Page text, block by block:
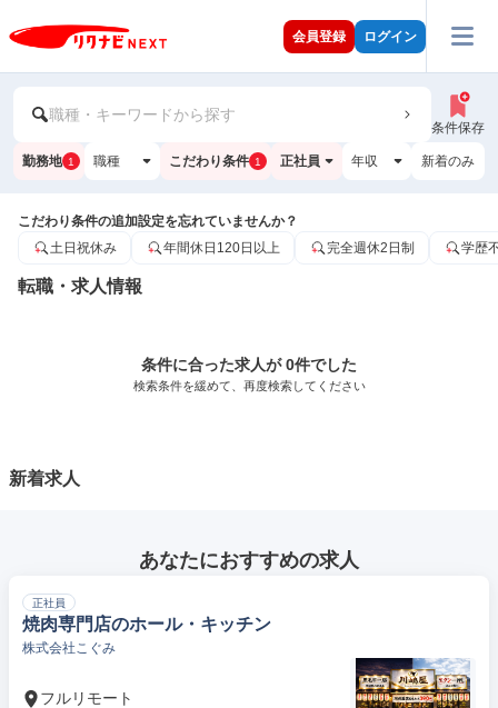
会員登録 ログイン
職種・キーワードから探す
条件保存
勤務地 1 職種 こだわり条件 1 正社員 年収 新着のみ
こだわり条件の追加設定を忘れていませんか？
土日祝休み
年間休日120日以上 完全週休2日制 学歴
転職・求人情報
条件に合った求人が 0件でした
検索条件を緩めて、再度検索してください
新着求人
あなたにおすすめの求人
正社員
焼肉専門店のホール・キッチン
株式会社こぐみ
フルリモート